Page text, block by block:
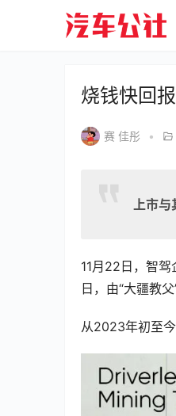
烧钱快回
赛 佳彤 •
上市与
11月22日，智
日，由“大疆教
从2023年初至